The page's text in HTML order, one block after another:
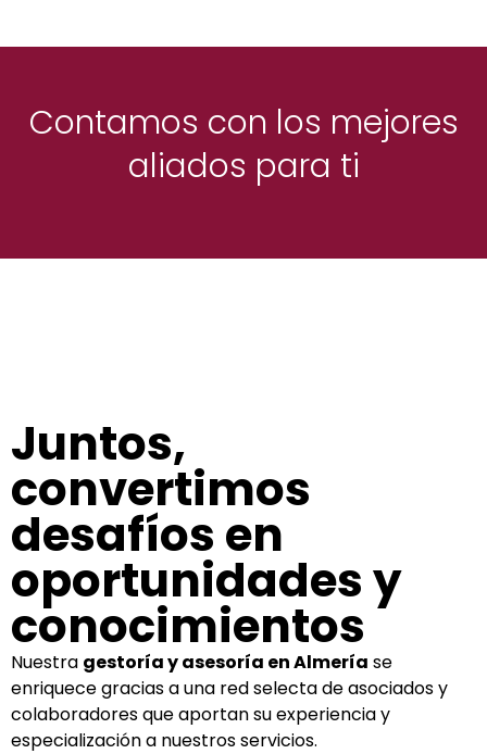
Contamos con los mejores
aliados para ti
Juntos,
convertimos
desafíos en
oportunidades y
conocimientos
Nuestra gestoría y asesoría en Almería se
enriquece gracias a una red selecta de asociados y
colaboradores que aportan su experiencia y
especialización a nuestros servicios.